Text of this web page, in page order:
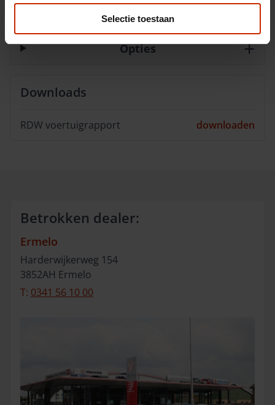
Selectie toestaan
BTW/Marge
BTW
Opties
Downloads
RDW voertuigrapport downloaden
Betrokken dealer:
Ermelo
Harderwijkerweg 154
3852AH Ermelo
T: 0341 56 10 00